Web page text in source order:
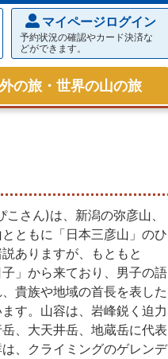
マイページログイン
予約状況の確認やカード決済な
どができます。
の旅・世界の山の旅
こさん)は、新潟の弥彦山、
ともに「日本三彦山」のひ
ありますが、もともと
子」から来ており、男子の語
貴族や地域の首長を表した
す。山容は、岩峰鋭く迫力
、大天井岳、地蔵岳に代表
、クライミングのゲレンデ